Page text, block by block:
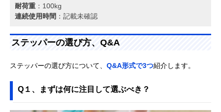
耐荷重 ：100kg
連続使用時間 ：記載未確認
ステッパーの選び方、Q&A
ステッパーの選び方について、 Q&A形式で3つ紹介します。
Q１、まずは何に注目して選ぶべき？